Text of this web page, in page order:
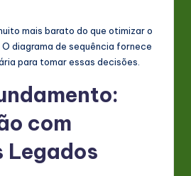
mais barato do que otimizar o
diagrama de sequência fornece
para tomar essas decisões.
com
Legados